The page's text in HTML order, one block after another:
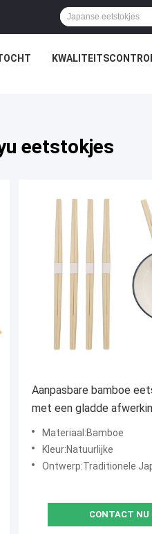
eetstokjes
Aanpasbare bamboe
met een gladde
natuurlijke kleur
Materiaal:Bamboe
Kleur:Natuurlijke
Ontwerp:Traditionele
CONTACT NU